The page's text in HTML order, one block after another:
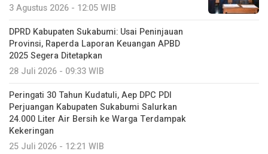
3 Agustus 2026 - 12:05 WIB
DPRD Kabupaten Sukabumi: Usai Peninjauan
Provinsi, Raperda Laporan Keuangan APBD
2025 Segera Ditetapkan
28 Juli 2026 - 09:33 WIB
Peringati 30 Tahun Kudatuli, Aep DPC PDI
Perjuangan Kabupaten Sukabumi Salurkan
24.000 Liter Air Bersih ke Warga Terdampak
Kekeringan
25 Juli 2026 - 12:21 WIB